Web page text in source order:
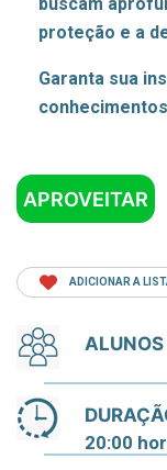
proteção e a
Garanta sua
APROVEITAR
ADICIONAR A
ALUNOS
20:00